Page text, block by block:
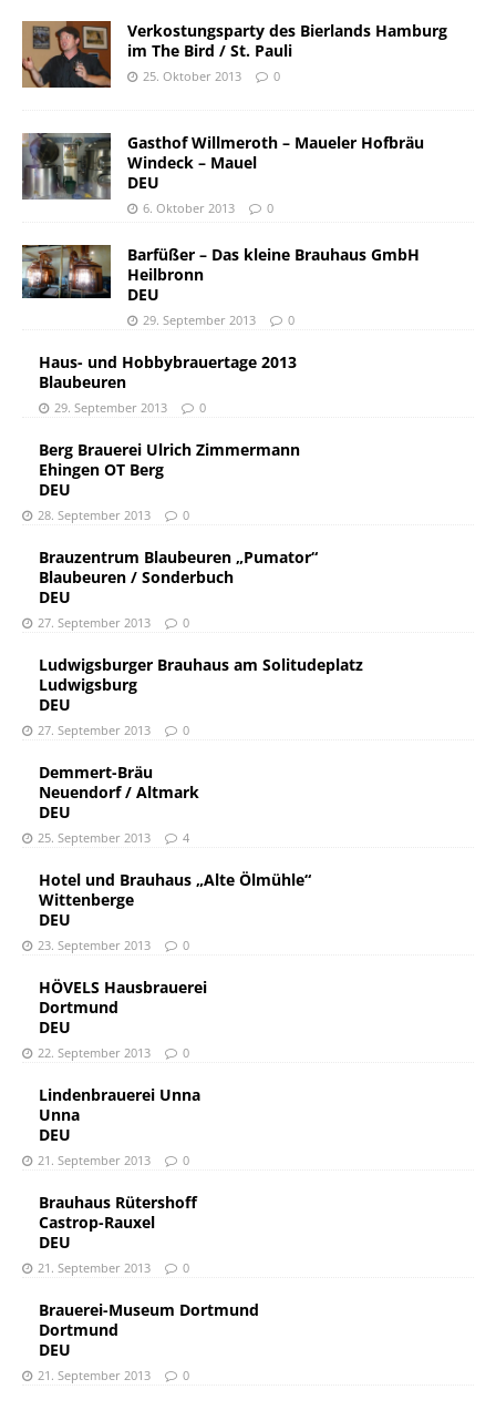
Verkostungsparty des Bierlands Hamburg
im The Bird / St. Pauli
25. Oktober 2013 0
Gasthof Willmeroth – Maueler Hofbräu
Windeck – Mauel
DEU
6. Oktober 2013 0
Barfüßer – Das kleine Brauhaus GmbH
Heilbronn
DEU
29. September 2013 0
Haus- und Hobbybrauertage 2013
Blaubeuren
29. September 2013 0
Berg Brauerei Ulrich Zimmermann
Ehingen OT Berg
DEU
28. September 2013 0
Brauzentrum Blaubeuren „Pumator“
Blaubeuren / Sonderbuch
DEU
27. September 2013 0
Ludwigsburger Brauhaus am Solitudeplatz
Ludwigsburg
DEU
27. September 2013 0
Demmert-Bräu
Neuendorf / Altmark
DEU
25. September 2013 4
Hotel und Brauhaus „Alte Ölmühle“
Wittenberge
DEU
23. September 2013 0
HÖVELS Hausbrauerei
Dortmund
DEU
22. September 2013 0
Lindenbrauerei Unna
Unna
DEU
21. September 2013 0
Brauhaus Rütershoff
Castrop-Rauxel
DEU
21. September 2013 0
Brauerei-Museum Dortmund
Dortmund
DEU
21. September 2013 0